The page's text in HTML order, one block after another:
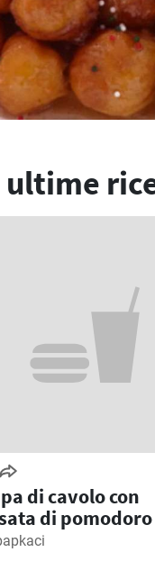
ultime
di cavolo con
di pomodoro